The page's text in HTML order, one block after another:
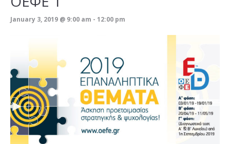
January 3, 2019 @ 9:00 am - 12:00 pm